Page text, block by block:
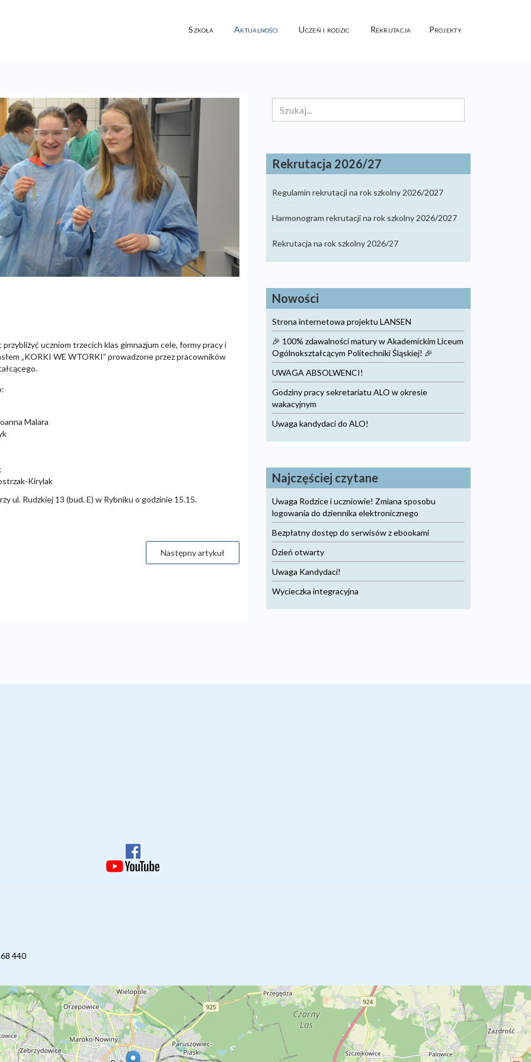
Szkoła Aktualności Uczeń i rodzic Rekrutacja Projekty
uczniom trzecich klas gimnazjum cele, formy pracy i
„KORKI WE WTORKI” prowadzone przez pracowników
Malara
Kirylak
ul. Rudzkiej 13 (bud. E) w Rybniku o godzinie 15.15.
Następny artykuł
Rekrutacja 2026/27
Regulamin rekrutacji na rok szkolny 2026/2027
Harmonogram rekrutacji na rok szkolny 2026/2027
Rekrutacja na rok szkolny 2026/27
Nowości
Strona internetowa projektu LANSEN
🎉 100% zdawalności matury w Akademickim Liceum
Ogólnokształcącym Politechniki Śląskiej! 🎉
UWAGA ABSOLWENCI!
Godziny pracy sekretariatu ALO w okresie
wakacyjnym
Uwaga kandydaci do ALO!
Najczęściej czytane
Uwaga Rodzice i uczniowie! Zmiana sposobu
logowania do dziennika elektronicznego
Bezpłatny dostęp do serwisów z ebookami
Dzień otwarty
Uwaga Kandydaci!
Wycieczka integracyjna
440